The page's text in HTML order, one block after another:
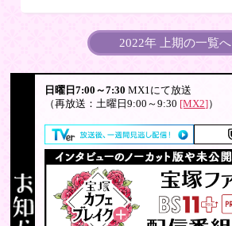
2022年 上期の一覧へ
日曜日7:00～7:30 MX1にて放送
（再放送：土曜日9:00～9:30 [MX2]）